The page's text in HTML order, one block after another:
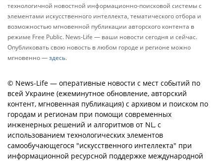
технологичной новостной информационно-поисковой системы с
элементами искусственного интеллекта, тематического отбора и
возможностью мгновенной публикации авторского контента в
режиме Free Public. News-Life — ваши новости сегодня и сейчас.
Опубликовать свою новость в любом городе и регионе можно
мгновенно —здесь.
© News-Life — оперативные новости с мест событий по
всей Украине (ежеминутное обновление, авторский
контент, мгновенная публикация) с архивом и поиском по
городам и регионам при помощи современных
инженерных решений и алгоритмов от NL, с
использованием технологических элементов
самообучающегося "искусственного интеллекта" при
информационной ресурсной поддержке международной